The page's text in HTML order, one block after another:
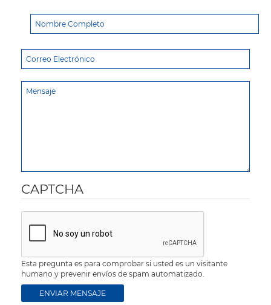
CAPTCHA
Esta pregunta es para comprobar si usted es un visitante
humano y prevenir envíos de spam automatizado.